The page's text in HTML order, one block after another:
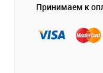
Принимаем к